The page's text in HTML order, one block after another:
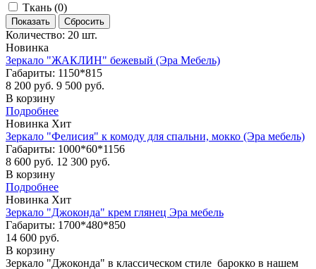
Ткань (0)
Количество: 20 шт.
Новинка
Зеркало "ЖАКЛИН" бежевый (Эра Мебель)
Габариты: 1150*815
8 200 руб. 9 500 руб.
В корзину
Подробнее
Новинка Хит
Зеркало "Фелисия" к комоду для спальни, мокко (Эра мебель)
Габариты: 1000*60*1156
8 600 руб. 12 300 руб.
В корзину
Подробнее
Новинка Хит
Зеркало "Джоконда" крем глянец Эра мебель
Габариты: 1700*480*850
14 600 руб.
В корзину
Зеркало "Джоконда" в классическом стиле барокко в нашем